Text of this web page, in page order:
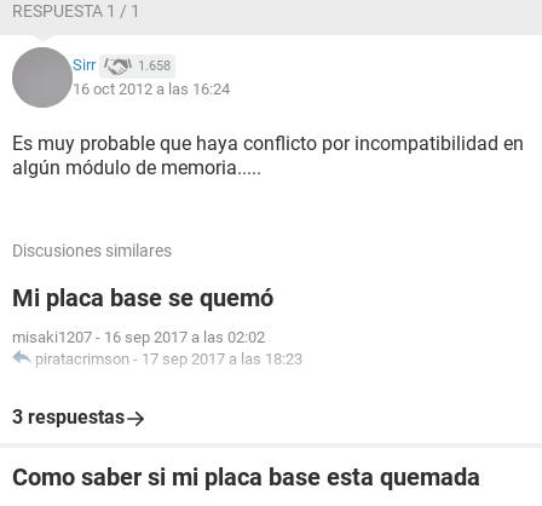
RESPUESTA 1 / 1
Sirr 1.658
16 oct 2012 a las 16:24
Es muy probable que haya conflicto por incompatibilidad en
algún módulo de memoria.....
Discusiones similares
Mi placa base se quemó
misaki1207 - 16 sep 2017 a las 02:02
piratacrimson - 17 sep 2017 a las 18:23
3 respuestas
Como saber si mi placa base esta quemada